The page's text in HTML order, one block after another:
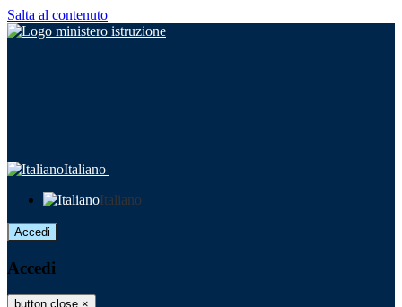
Salta al contenuto
Italiano
Italiano
Accedi
Accedi
button close ×